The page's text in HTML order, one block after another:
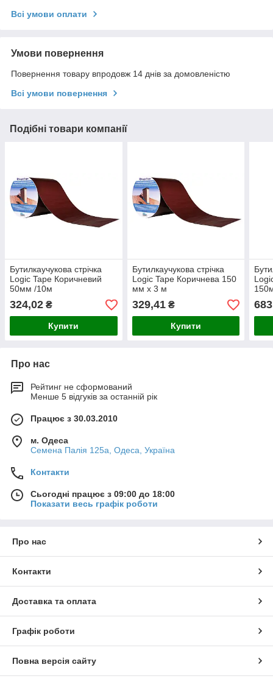
Всі умови оплати
Умови повернення
Повернення товару впродовж 14 днів за домовленістю
Всі умови повернення
Подібні товари компанії
Бутилкаучукова стрічка
Logic Tape Коричневий
50мм /10м
324,02 ₴
Купити
Бутилкаучукова стрічка
Logic Tape Коричнева 150
мм х 3 м
329,41₴
Купити
Про нас
Рейтинг не сформований
Менше 5 відгуків за останній рік
Працює з 30.03.2010
м. Одеса
Семена Палія 125а, Одеса, Україна
Контакти
Сьогодні працює з 09:00 до 18:00
Показати весь графік роботи
Про нас
Контакти
Доставка та оплата
Графік роботи
Повна версія сайту